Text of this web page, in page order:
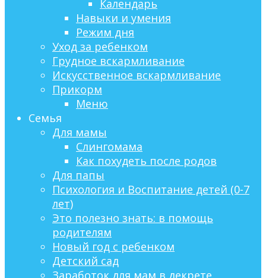
Календарь
Навыки и умения
Режим дня
Уход за ребенком
Грудное вскармливание
Искусственное вскармливание
Прикорм
Меню
Семья
Для мамы
Слингомама
Как похудеть после родов
Для папы
Психология и Воспитание детей (0-7
лет)
Это полезно знать: в помощь
родителям
Новый год с ребенком
Детский сад
Заработок для мам в декрете